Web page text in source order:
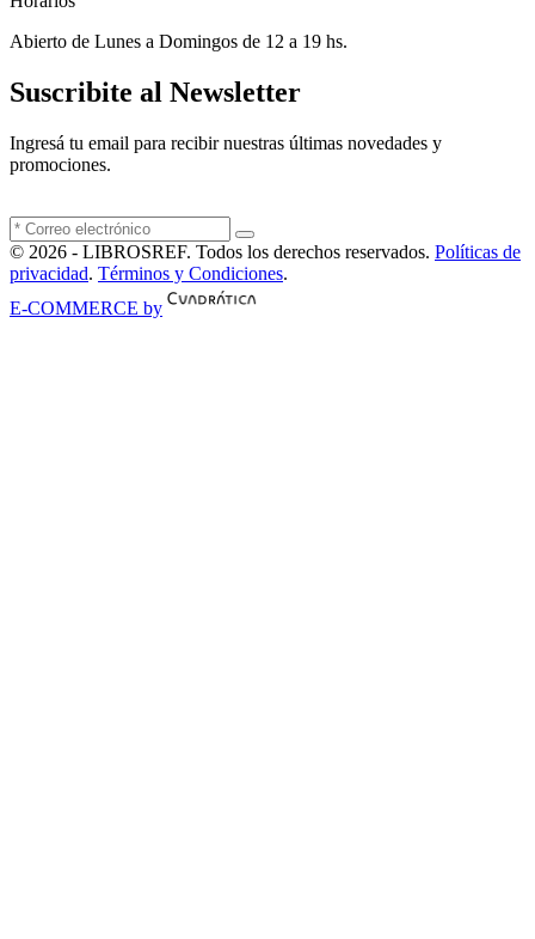
Abierto de Lunes a Domingos de 12 a 19 hs.
Suscribite al Newsletter
Ingresá tu email para recibir nuestras últimas novedades y
promociones.
© 2026 - LIBROSREF. Todos los derechos reservados. Políticas de
privacidad. Términos y Condiciones.
E-COMMERCE by